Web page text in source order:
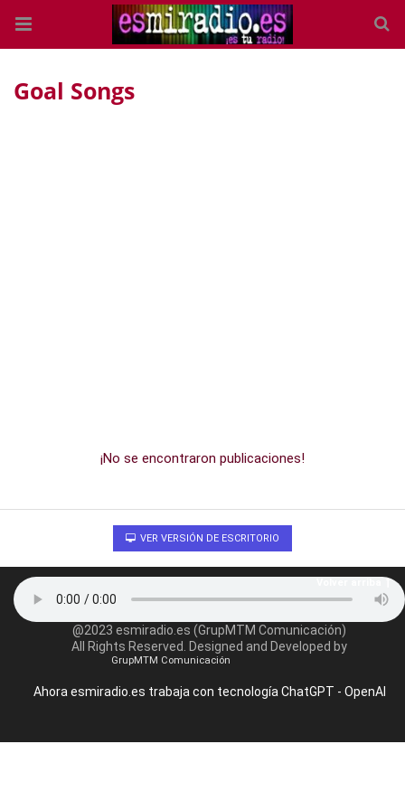
Goal Songs
¡No se encontraron publicaciones!
VER VERSIÓN DE ESCRITORIO
@2023 esmiradio.es (GrupMTM Comunicación)
All Rights Reserved. Designed and Developed by
GrupMTM Comunicación
Ahora esmiradio.es trabaja con tecnología ChatGPT - OpenAI